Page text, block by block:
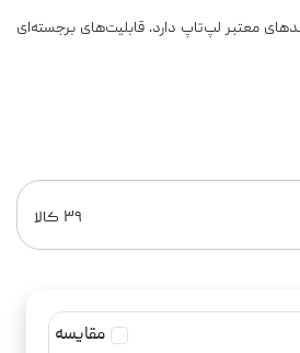
معتبر لپ‌تاپ دارد. قابلیت‌های برجسته‌ای
۳۹ کالا
مقایسه